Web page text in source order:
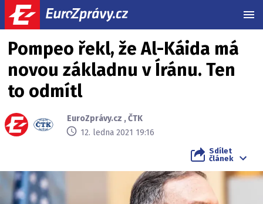
Pompeo řekl, že Al-Káida má
novou základnu v Íránu. Ten
to odmítl
EuroZprávy.cz ,ČTK
12. ledna 2021 19:16
Sdílet
článek